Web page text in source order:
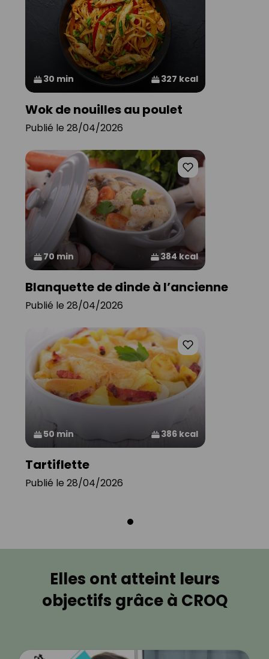
30 min 327 kcal
Wok de nouilles au poulet
Publié le 28/04/2026
70 min 384 kcal
Blanquette de dinde à l’ancienne
Publié le 28/04/2026
50 min 386 kcal
Tartiflette
Publié le 28/04/2026
Elles ont atteint leurs
objectifs grâce à CROQ